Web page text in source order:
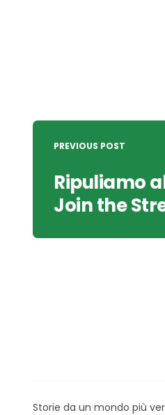
Post
navigation
PREVIOUS POST
Ripuliamo
Join the
Storie da un mondo più